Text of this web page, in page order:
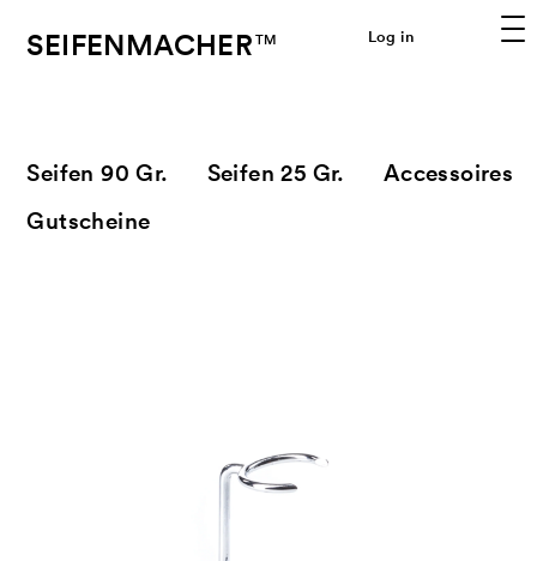
SEIFENMACHERTM
Seifen 90 Gr. Seifen 25 Gr.
Accessoires
Gutscheine
Log in